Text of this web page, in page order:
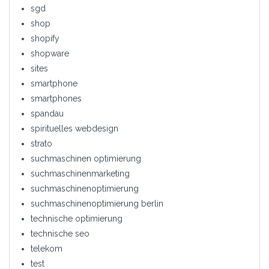
sgd
shop
shopify
shopware
sites
smartphone
smartphones
spandau
spirituelles webdesign
strato
suchmaschinen optimierung
suchmaschinenmarketing
suchmaschinenoptimierung
suchmaschinenoptimierung berlin
technische optimierung
technische seo
telekom
test